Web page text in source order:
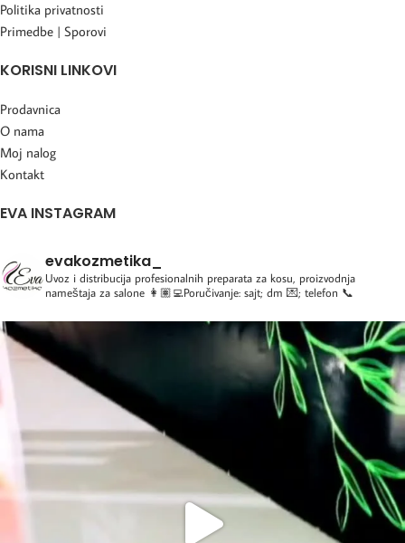
Politika privatnosti
Primedbe | Sporovi
KORISNI LINKOVI
Prodavnica
O nama
Moj nalog
Kontakt
EVA INSTAGRAM
evakozmetika_
Uvoz i distribucija profesionalnih preparata za kosu, proizvodnja
nameštaja za salone 👩🏽‍💻Poručivanje: sajt; dm 💌; telefon 📞